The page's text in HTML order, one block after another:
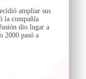
ampliar sus
la compañía
dio lugar a
2000 pasó a